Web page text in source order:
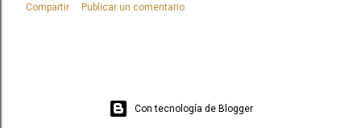
Compartir Publicar un comentario
Con tecnología de Blogger